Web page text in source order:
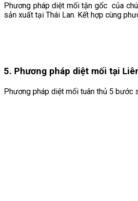
Phương pháp diệt mối tận gốc của
sản xuất tại Thái Lan. Kết hợp cùng
5. Phương pháp diệt mối tại
Phương pháp diệt mối tuân thủ 5 bước